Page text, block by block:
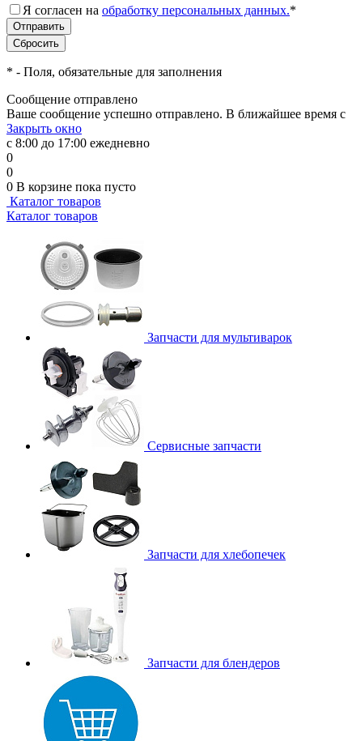
Я согласен на обработку персональных данных.*
* - Поля, обязательные для заполнения
Сообщение отправлено
Ваше сообщение успешно отправлено. В ближайшее время
Закрыть окно
с 8:00 до 17:00 ежедневно
0
0
0 В корзине пока пусто
Каталог товаров
Каталог товаров
Запчасти для мультиварок
Сервисные запчасти
Запчасти для хлебопечек
Запчасти для блендеров